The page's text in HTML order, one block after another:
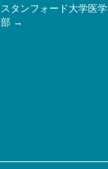
スタンフォード大学医学
部